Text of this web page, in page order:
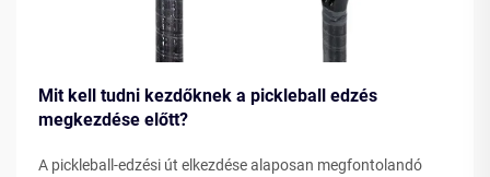
Mit kell tudni kezdőknek a pickleball edzés
megkezdése előtt?
A pickleball-edzési út elkezdése alaposan megfontolandó